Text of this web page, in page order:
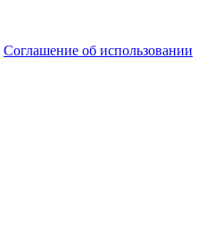
Соглашение об использовании